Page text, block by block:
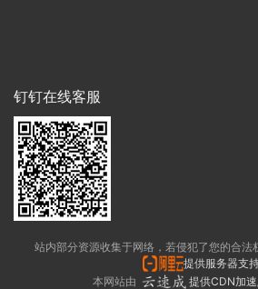
钉钉在线客服
站内部分资源收集于网络，若侵犯了您的合法
提供服务器支
本网站由
提供CDN加